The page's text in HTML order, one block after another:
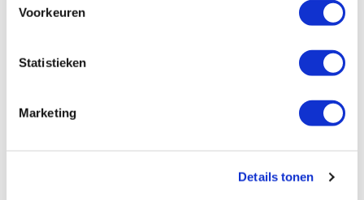
Voorkeuren
Statistieken
Marketing
Details tonen
Pax set van 4 schraapstalen multivorm